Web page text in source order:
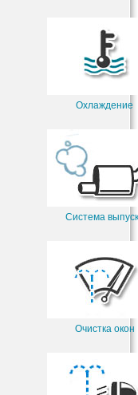
Охлаждение
Система
Очистка окон